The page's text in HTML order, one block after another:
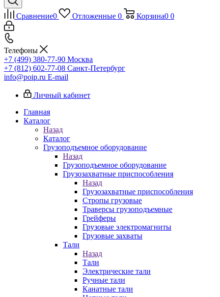
Сравнение0 Отложенные 0 Корзина0 0
Телефоны
+7 (499) 380-77-90 Москва
+7 (812) 602-77-08 Санкт-Петербург
info@poip.ru E-mail
Личный кабинет
Главная
Каталог
Назад
Каталог
Грузоподъемное оборудование
Назад
Грузоподъемное оборудование
Грузозахватные приспособления
Назад
Грузозахватные приспособления
Стропы грузовые
Траверсы грузоподъемные
Грейферы
Грузовые электромагниты
Грузовые захваты
Тали
Назад
Тали
Электрические тали
Ручные тали
Канатные тали